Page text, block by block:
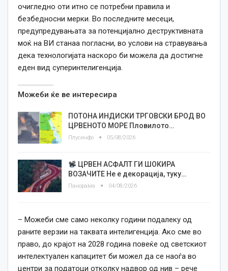
очигледно оти итно се потребни правила и
безбедносни мерки. Во последните месеци,
предупредувањата за потенцијално деструктивната
моќ на ВИ станаа погласни, во услови на стравувања
дека технологијата наскоро би можела да достигне
еден вид суперинтелигенција.
Можеби ќе ве интересира
ПОТОНА ИНДИСКИ ТРГОВСКИ БРОД ВО
ЦРВЕНОТО МОРЕ Пловилото…
Плусинфо 05/08/2026
ЦРВЕН АСФАЛТ ГИ ШОКИРА
ВОЗАЧИТЕ Не е декорација, туку…
Панорама 04/08/2026
– Можеби сме само неколку години подалеку од
раните верзии на таквата интелигенција. Ако сме во
право, до крајот на 2028 година повеќе од светскиот
интелектуален капацитет би можел да се наоѓа во
центри за податоци отколку надвор од нив – рече